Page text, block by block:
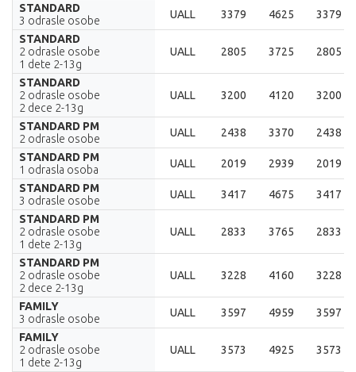
STANDARD
3 odrasle osobe
UALL 3379 4625
3379
STANDARD
2 odrasle osobe
1 dete 2-13g
UALL 2805 3725 2805
STANDARD
2 odrasle osobe
2 dece 2-13g
UALL 3200 4120 3200
STANDARD PM
2 odrasle osobe
UALL 2438 3370
2438
STANDARD PM
1 odrasla osoba
UALL 2019 2939
2019
STANDARD PM
3 odrasle osobe
UALL 3417 4675
3417
STANDARD PM
2 odrasle osobe
1 dete 2-13g
UALL 2833 3765 2833
STANDARD PM
2 odrasle osobe
2 dece 2-13g
UALL 3228 4160 3228
FAMILY
3 odrasle osobe
UALL 3597 4959
3597
FAMILY
2 odrasle osobe
1 dete 2-13g
UALL 3573 4925 3573